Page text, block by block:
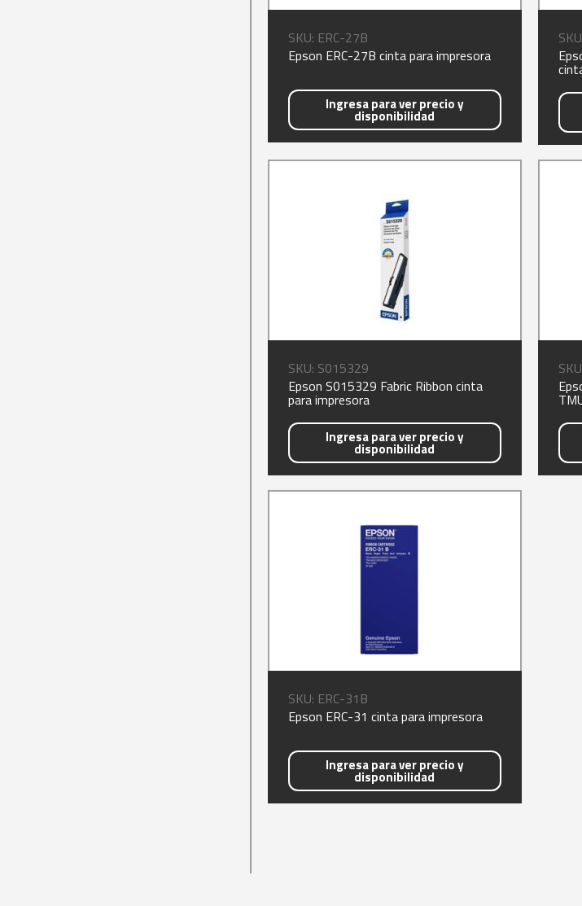
SKU: ERC-27B
Epson ERC-27B cinta para impresora
Ingresa para ver precio y
disponibilidad
SKU: S015329
Epson S015329 Fabric Ribbon cinta
para impresora
Ingresa para ver precio y
disponibilidad
SKU: ERC-31B
Epson ERC-31 cinta para impresora
Ingresa para ver precio y
disponibilidad